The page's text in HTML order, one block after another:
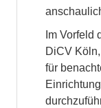
Im Vorfeld
DiCV
für